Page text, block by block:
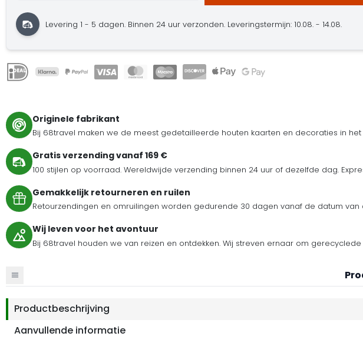
Levering 1 - 5 dagen. Binnen 24 uur verzonden. Leveringstermijn: 10.08. - 14.08.
Originele fabrikant
Bij 68travel maken we de meest gedetailleerde houten kaarten en decoraties in het
Gratis verzending vanaf 169 €
100 stijlen op voorraad. Wereldwijde verzending binnen 24 uur of dezelfde dag.
Gemakkelijk retourneren en ruilen
Retourzendingen en omruilingen worden gedurende 30 dagen vanaf de datum
Wij leven voor het avontuur
Bij 68travel houden we van reizen en ontdekken. Wij streven ernaar om
Productbeschrijving
Aanvullende informatie